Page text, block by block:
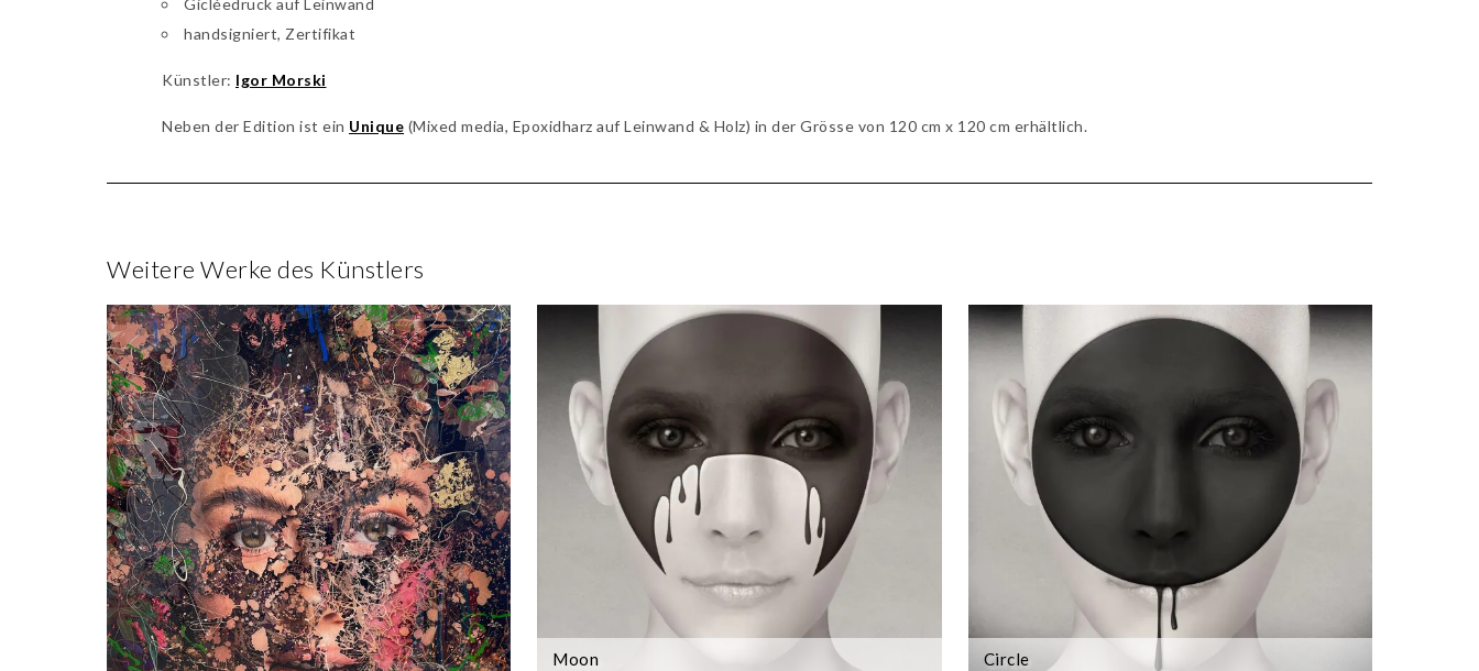
Gicléedruck auf Leinwand
handsigniert, Zertifikat
Künstler: Igor Morski
Neben der Edition ist ein Unique (Mixed media, Epoxidharz auf Leinwand & Holz) in der Grösse von 120 cm x 120 cm erhältlich.
Weitere Werke des Künstlers
Moon
Circle